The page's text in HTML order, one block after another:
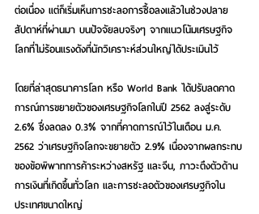
ต่อเนื่อง แต่ก็เริ่มเห็นการชะลอการซื้อลงแล้วในช่วงปลาย
สัปดาห์ที่ผ่านมา บนปัจจัยลบจริงๆ จากแนวโน้มเศรษฐกิจ
โลกที่ไม่ร้อนแรงดังที่นักวิเคราะห์ส่วนใหญ่ได้ประเมินไว้
โดยที่ล่าสุดธนาคารโลก หรือ World Bank ได้ปรับลดคาด
การณ์การขยายตัวของเศรษฐกิจโลกในปี 2562 ลงสู่ระดับ
2.6% ซึ่งลดลง 0.3% จากที่คาดการณ์ไว้ในเดือน ม.ค.
2562 ว่าเศรษฐกิจโลกจะขยายตัว 2.9% เนื่องจากผลกระทบ
ของข้อพิพาทการค้าระหว่างสหรัฐ และจีน, ภาวะตึงตัวด้าน
การเงินที่เกิดขึ้นทั่วโลก และการชะลอตัวของเศรษฐกิจใน
ประเทศขนาดใหญ่